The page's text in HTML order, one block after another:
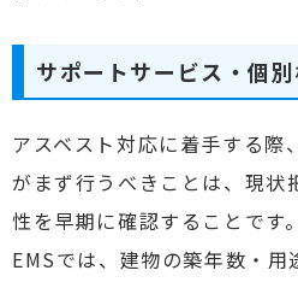
サポートサービス・個
アスベスト対応に着手する際
がまず行うべきことは、現状
性を早期に確認することです。
EMSでは、建物の築年数・